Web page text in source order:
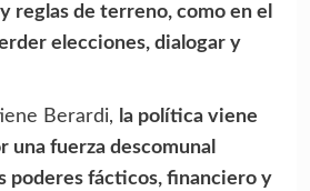
reglas de terreno, como en el
elecciones, dialogar y
Berardi, la política viene
una fuerza descomunal
poderes fácticos, financiero y